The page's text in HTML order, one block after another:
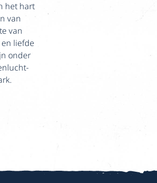
het hart
van
van
liefde
onder